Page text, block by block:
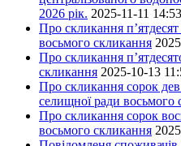
2026 рік. 2025-11-11
Про скликання
восьмого скликання
Про скликання
скликання 2025-10-13
Про скликання сорок
селищної ради восьмого
Про скликання сорок
восьмого скликання